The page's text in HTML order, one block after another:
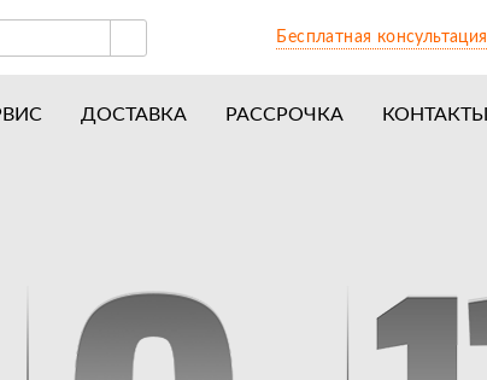
Бесплатная консультация
ДОСТАВКА РАССРОЧКА КОНТАКТЫ